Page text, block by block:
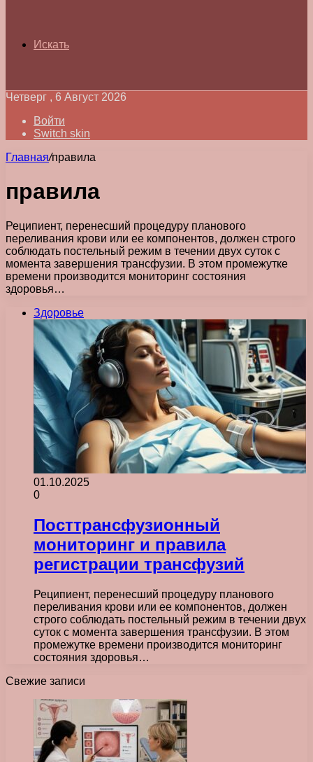
Искать
Четверг , 6 Август 2026
Войти
Switch skin
Главная/правила
правила
Реципиент, перенесший процедуру планового
переливания крови или ее компонентов, должен строго
соблюдать постельный режим в течении двух суток с
момента завершения трансфузии. В этом промежутке
времени производится мониторинг состояния
здоровья…
Здоровье
01.10.2025
0
Посттрансфузионный
мониторинг и правила
регистрации трансфузий
Реципиент, перенесший процедуру планового
переливания крови или ее компонентов, должен
строго соблюдать постельный режим в течении двух
суток с момента завершения трансфузии. В этом
промежутке времени производится мониторинг
состояния здоровья…
Свежие записи